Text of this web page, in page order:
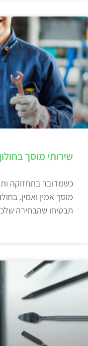
שירותי מוסך בחולון
כשמדובר בתחזוקה
מוסך אמין ואמין.
תבטיחו שהבחירה